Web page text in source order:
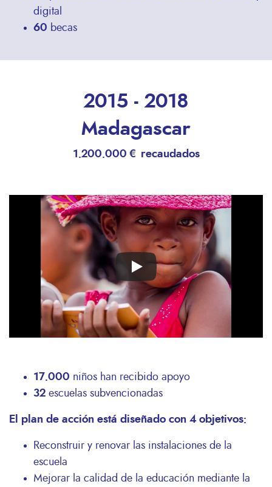
digital
60 becas
2015 - 2018
Madagascar
1.200.000 € recaudados
Remote
17.000 niños han recibido apoyo
32 escuelas subvencionadas
El plan de acción está diseñado con 4 objetivos:
Reconstruir y renovar las instalaciones de la
escuela
Mejorar la calidad de la educación mediante la